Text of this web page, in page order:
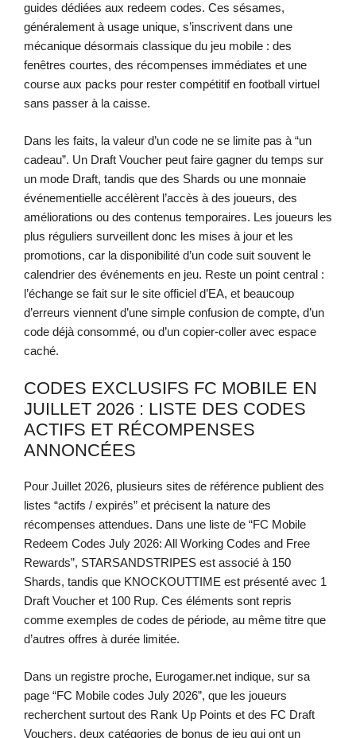
guides dédiées aux redeem codes. Ces sésames,
généralement à usage unique, s’inscrivent dans une
mécanique désormais classique du jeu mobile : des
fenêtres courtes, des récompenses immédiates et une
course aux packs pour rester compétitif en football virtuel
sans passer à la caisse.
Dans les faits, la valeur d’un code ne se limite pas à “un
cadeau”. Un Draft Voucher peut faire gagner du temps sur
un mode Draft, tandis que des Shards ou une monnaie
événementielle accélèrent l’accès à des joueurs, des
améliorations ou des contenus temporaires. Les joueurs les
plus réguliers surveillent donc les mises à jour et les
promotions, car la disponibilité d’un code suit souvent le
calendrier des événements en jeu. Reste un point central :
l’échange se fait sur le site officiel d’EA, et beaucoup
d’erreurs viennent d’une simple confusion de compte, d’un
code déjà consommé, ou d’un copier-coller avec espace
caché.
CODES EXCLUSIFS FC MOBILE EN
JUILLET 2026 : LISTE DES CODES
ACTIFS ET RÉCOMPENSES
ANNONCÉES
Pour Juillet 2026, plusieurs sites de référence publient des
listes “actifs / expirés” et précisent la nature des
récompenses attendues. Dans une liste de “FC Mobile
Redeem Codes July 2026: All Working Codes and Free
Rewards”, STARSANDSTRIPES est associé à 150
Shards, tandis que KNOCKOUTTIME est présenté avec 1
Draft Voucher et 100 Rup. Ces éléments sont repris
comme exemples de codes de période, au même titre que
d’autres offres à durée limitée.
Dans un registre proche, Eurogamer.net indique, sur sa
page “FC Mobile codes July 2026”, que les joueurs
recherchent surtout des Rank Up Points et des FC Draft
Vouchers, deux catégories de bonus de jeu qui ont un